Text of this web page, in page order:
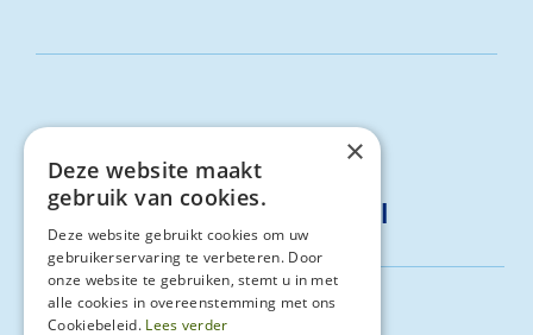
info@vita-compleet.nl
Schrijf je in voor onze
×
Deze website maakt
gebruik van cookies.
Deze website gebruikt cookies om uw
gebruikerservaring te verbeteren. Door
onze website te gebruiken, stemt u in met
alle cookies in overeenstemming met ons
Cookiebeleid. Lees verder